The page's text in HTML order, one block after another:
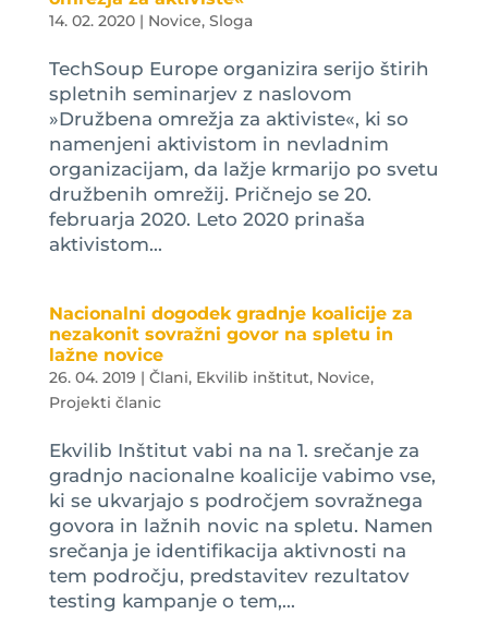
14. 02. 2020| Novice, Sloga
TechSoup Europe organizira serijo štirih
spletnih seminarjev z naslovom
»Družbena omrežja za aktiviste«, ki so
namenjeni aktivistom in nevladnim
organizacijam, da lažje krmarijo po svetu
družbenih omrežij. Pričnejo se 20.
februarja 2020. Leto 2020 prinaša
aktivistom...
Nacionalni dogodek gradnje koalicije za
nezakonit sovražni govor na spletu in
lažne novice
26. 04. 2019 | Člani, Ekvilib inštitut, Novice,
Projekti članic
Ekvilib Inštitut vabi na na 1. srečanje za
gradnjo nacionalne koalicije vabimo vse,
ki se ukvarjajo s področjem sovražnega
govora in lažnih novic na spletu. Namen
srečanja je identifikacija aktivnosti na
tem področju, predstavitev rezultatov
testing kampanje o tem,...